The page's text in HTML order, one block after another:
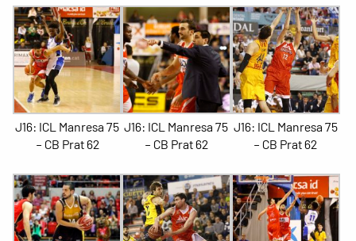
J16: ICL Manresa 75
– CB Prat 62
J16: ICL Manresa 75
– CB Prat 62
J16: ICL Manresa 75
– CB Prat 62